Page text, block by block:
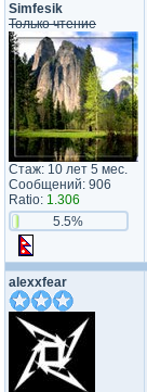
Simfesik
Только чтение
Стаж: 10 лет 5 мес.
Сообщений: 906
Ratio: 1.306
5.5%
alexxfear